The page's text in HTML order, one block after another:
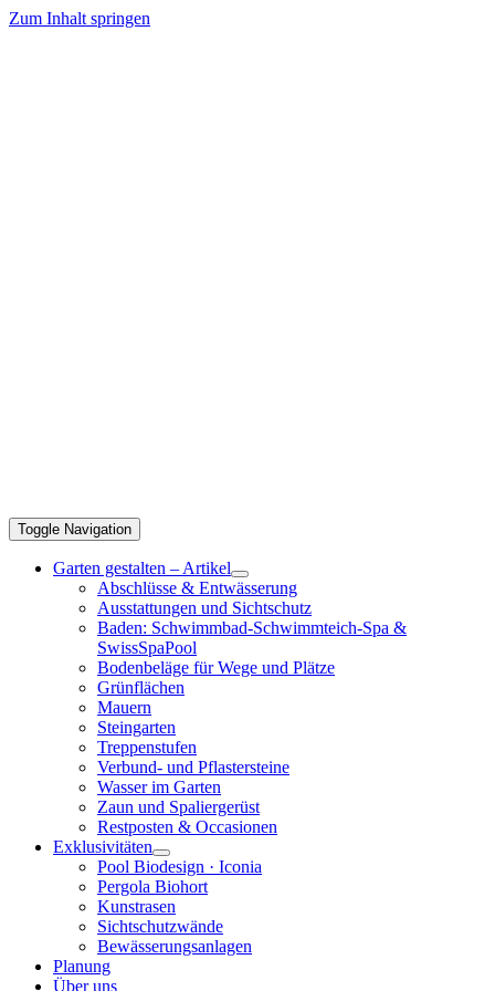
Zum Inhalt springen
Toggle Navigation
Garten gestalten – Artikel
Abschlüsse & Entwässerung
Ausstattungen und Sichtschutz
Baden: Schwimmbad-Schwimmteich-Spa &
SwissSpaPool
Bodenbeläge für Wege und Plätze
Grünflächen
Mauern
Steingarten
Treppenstufen
Verbund- und Pflastersteine
Wasser im Garten
Zaun und Spaliergerüst
Restposten & Occasionen
Exklusivitäten
Pool Biodesign · Iconia
Pergola Biohort
Kunstrasen
Sichtschutzwände
Bewässerungsanlagen
Planung
Über uns